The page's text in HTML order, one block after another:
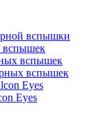
вспышки
вспышек
вспышек
вспышек
Eyes
Eyes